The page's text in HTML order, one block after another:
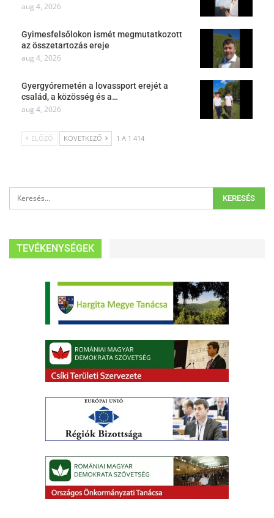
aug 4, 2026
Gyimesfelsőlokon ismét megmutatkozott
az összetartozás ereje
aug 4, 2026
Gyergyóremetén a lovassport erejét a
család, a közösség és a…
aug 4, 2026
ELŐZŐ KÖVETKEZŐ 1 A 1 414
TEVÉKENYSÉGEK